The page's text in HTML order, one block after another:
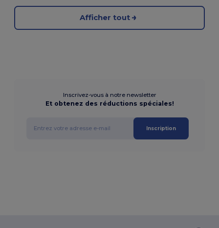
Afficher tout
Inscrivez-vous à notre newsletter
Et obtenez des réductions spéciales!
Inscription